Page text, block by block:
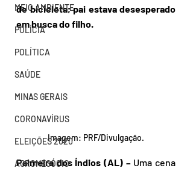
MEIO AMBIENTE
POLÍCIA
POLÍTICA
SAÚDE
MINAS GERAIS
CORONAVÍRUS
ELEIÇÕES 2020
AGRONEGÓCIO
de bicicleta; pai estava desesperado
em busca do filho.
Imagem: PRF/Divulgação.
Palmeira dos Índios (AL) – Uma cena